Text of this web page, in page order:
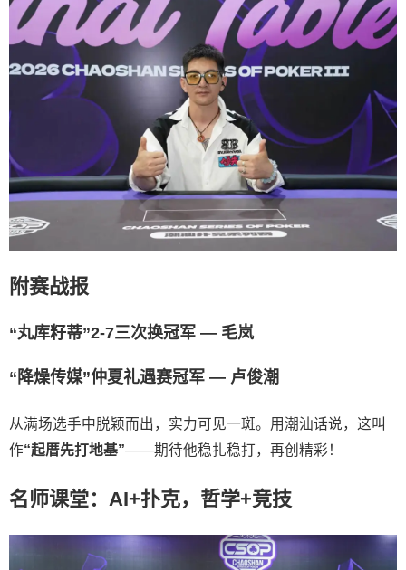
附赛战报
“丸库籽蒂”2-7三次换冠军 — 毛岚
“降燥传媒”仲夏礼遇赛冠军 — 卢俊潮
从满场选手中脱颖而出，实力可见一斑。用潮汕话说，这叫
作“起厝先打地基”——期待他稳扎稳打，再创精彩！
名师课堂：AI+扑克，哲学+竞技